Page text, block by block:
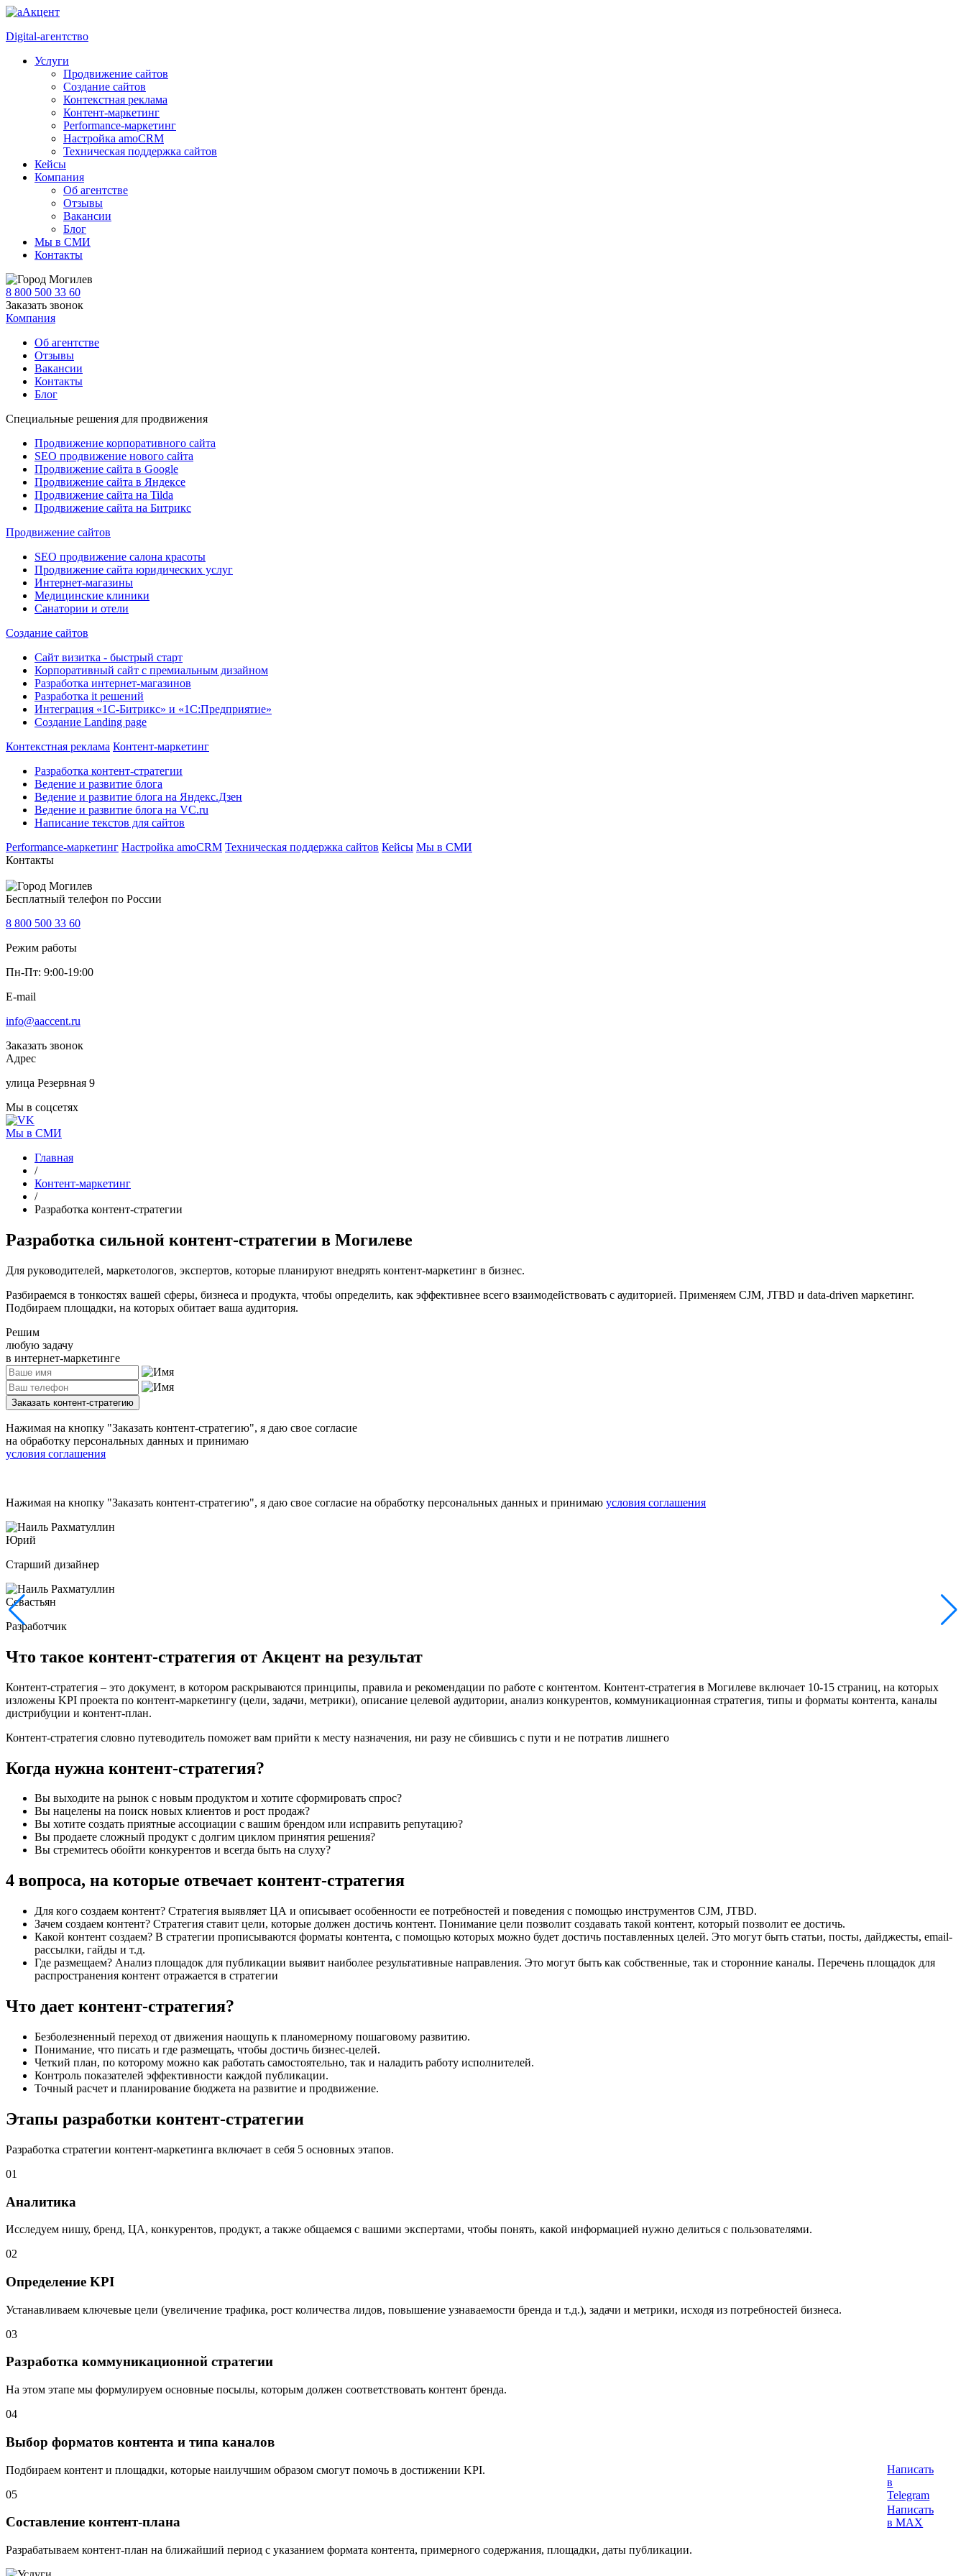
Написать
в
Telegram
Написать
в MAX
Digital-агентство
Услуги
Продвижение сайтов
Создание сайтов
Контекстная реклама
Контент-маркетинг
Performance-маркетинг
Настройка amoCRM
Техническая поддержка сайтов
Кейсы
Компания
Об агентстве
Отзывы
Вакансии
Блог
Мы в СМИ
Контакты
Могилев
8 800 500 33 60
Заказать звонок
Компания
Об агентстве
Отзывы
Вакансии
Контакты
Блог
Специальные решения для продвижения
Продвижение корпоративного сайта
SEO продвижение нового сайта
Продвижение сайта в Google
Продвижение сайта в Яндексе
Продвижение сайта на Tilda
Продвижение сайта на Битрикс
Продвижение сайтов
SEO продвижение салона красоты
Продвижение сайта юридических услуг
Интернет-магазины
Медицинские клиники
Санатории и отели
Создание сайтов
Сайт визитка - быстрый старт
Корпоративный сайт с премиальным дизайном
Разработка интернет-магазинов
Разработка it решений
Интеграция «1С-Битрикс» и «1С:Предприятие»
Создание Landing page
Контекстная реклама Контент-маркетинг
Разработка контент-стратегии
Ведение и развитие блога
Ведение и развитие блога на Яндекс.Дзен
Ведение и развитие блога на VC.ru
Написание текстов для сайтов
Performance-маркетинг Настройка amoCRM Техническая поддержка сайтов Кейсы Мы в СМИ
Контакты
Могилев
Бесплатный телефон по России
8 800 500 33 60
Режим работы
Пн-Пт: 9:00-19:00
E-mail
info@aaccent.ru
Заказать звонок
Адрес
улица Резервная 9
Мы в соцсетях
Мы в СМИ
Главная
/
Контент-маркетинг
/
Разработка контент-стратегии
Разработка сильной контент-стратегии в Могилеве
Для руководителей, маркетологов, экспертов, которые планируют внедрять контент-маркетинг в бизнес.
Разбираемся в тонкостях вашей сферы, бизнеса и продукта, чтобы определить, как эффективнее всего взаимодействовать с аудиторией. Применяем CJM, JTBD и data-driven маркетинг.
Подбираем площадки, на которых обитает ваша аудитория.
Решим
любую задачу
в интернет-маркетинге
Заказать контент-стратегию
Нажимая на кнопку "Заказать контент-стратегию", я даю свое согласие
на обработку персональных данных и принимаю
условия соглашения
Нажимая на кнопку "Заказать контент-стратегию", я даю свое согласие на обработку персональных данных и принимаю условия соглашения
Юрий
Старший дизайнер
Севастьян
Разработчик
Что такое контент-стратегия от Акцент на результат
Контент-стратегия – это документ, в котором раскрываются принципы, правила и рекомендации по работе с контентом. Контент-стратегия в Могилеве включает 10-15 страниц, на которых
изложены KPI проекта по контент-маркетингу (цели, задачи, метрики), описание целевой аудитории, анализ конкурентов, коммуникационная стратегия, типы и форматы контента, каналы
дистрибуции и контент-план.
Контент-стратегия словно путеводитель поможет вам прийти к месту назначения, ни разу не сбившись с пути и не потратив лишнего
Когда нужна контент-стратегия?
Вы выходите на рынок с новым продуктом и хотите сформировать спрос?
Вы нацелены на поиск новых клиентов и рост продаж?
Вы хотите создать приятные ассоциации с вашим брендом или исправить репутацию?
Вы продаете сложный продукт с долгим циклом принятия решения?
Вы стремитесь обойти конкурентов и всегда быть на слуху?
4 вопроса, на которые отвечает контент-стратегия
Для кого создаем контент? Стратегия выявляет ЦА и описывает особенности ее потребностей и поведения с помощью инструментов CJM, JTBD.
Зачем создаем контент? Стратегия ставит цели, которые должен достичь контент. Понимание цели позволит создавать такой контент, который позволит ее достичь.
Какой контент создаем? В стратегии прописываются форматы контента, с помощью которых можно будет достичь поставленных целей. Это могут быть статьи, посты, дайджесты, email-
рассылки, гайды и т.д.
Где размещаем? Анализ площадок для публикации выявит наиболее результативные направления. Это могут быть как собственные, так и сторонние каналы. Перечень площадок для
распространения контент отражается в стратегии
Что дает контент-стратегия?
Безболезненный переход от движения наощупь к планомерному пошаговому развитию.
Понимание, что писать и где размещать, чтобы достичь бизнес-целей.
Четкий план, по которому можно как работать самостоятельно, так и наладить работу исполнителей.
Контроль показателей эффективности каждой публикации.
Точный расчет и планирование бюджета на развитие и продвижение.
Этапы разработки контент-стратегии
Разработка стратегии контент-маркетинга включает в себя 5 основных этапов.
01
Аналитика
Исследуем нишу, бренд, ЦА, конкурентов, продукт, а также общаемся с вашими экспертами, чтобы понять, какой информацией нужно делиться с пользователями.
02
Определение KPI
Устанавливаем ключевые цели (увеличение трафика, рост количества лидов, повышение узнаваемости бренда и т.д.), задачи и метрики, исходя из потребностей бизнеса.
03
Разработка коммуникационной стратегии
На этом этапе мы формулируем основные посылы, которым должен соответствовать контент бренда.
04
Выбор форматов контента и типа каналов
Подбираем контент и площадки, которые наилучшим образом смогут помочь в достижении KPI.
05
Составление контент-плана
Разрабатываем контент-план на ближайший период с указанием формата контента, примерного содержания, площадки, даты публикации.